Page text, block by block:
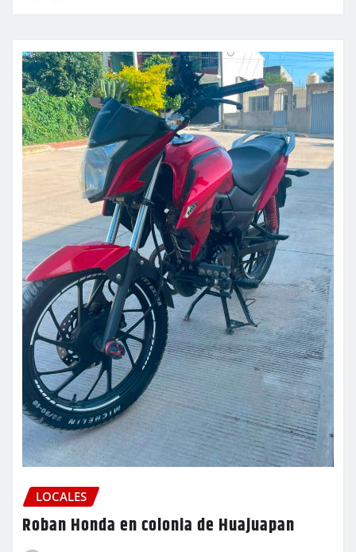
LOCALES
Roban Honda en colonia de Huajuapan